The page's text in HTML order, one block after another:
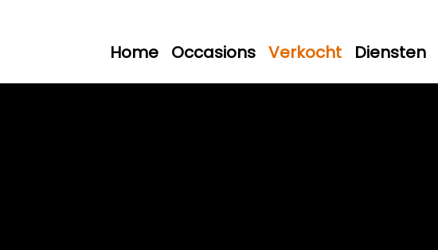
Home Occasions Verkocht Diensten